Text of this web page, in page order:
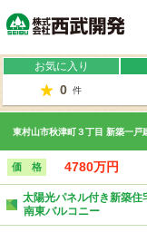
お気に入り
0 件
東村山市秋津町３丁目 新築一戸
価 格 4780万円
太陽光パネル付き新築
南東バルコニー